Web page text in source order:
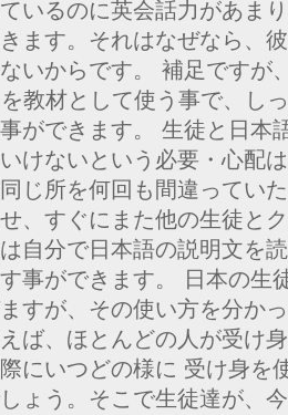
いるのに英会話力があま
ます。それはなぜなら、
いからです。 補足ですが
教材として使う事で、し
ができます。 生徒と日本
けないという必要・心配
じ所を何回も間違ってい
、すぐにまた他の生徒と
自分で日本語の説明文を
事ができます。 日本の生
すが、その使い方を分か
ば、ほとんどの人が受け
にいつどの様に 受け身を
ょう。そこで生徒達が、